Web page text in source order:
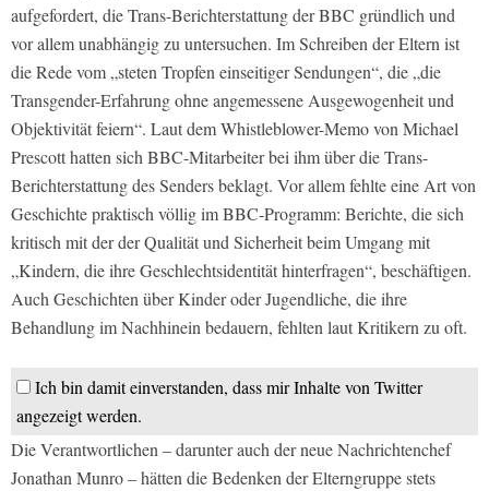
aufgefordert, die Trans-Berichterstattung der BBC gründlich und
vor allem unabhängig zu untersuchen. Im Schreiben der Eltern ist
die Rede vom „steten Tropfen einseitiger Sendungen“, die „die
Transgender-Erfahrung ohne angemessene Ausgewogenheit und
Objektivität feiern“. Laut dem Whistleblower-Memo von Michael
Prescott hatten sich BBC-Mitarbeiter bei ihm über die Trans-
Berichterstattung des Senders beklagt. Vor allem fehlte eine Art von
Geschichte praktisch völlig im BBC-Programm: Berichte, die sich
kritisch mit der der Qualität und Sicherheit beim Umgang mit
„Kindern, die ihre Geschlechtsidentität hinterfragen“, beschäftigen.
Auch Geschichten über Kinder oder Jugendliche, die ihre
Behandlung im Nachhinein bedauern, fehlten laut Kritikern zu oft.
Ich bin damit einverstanden, dass mir Inhalte von Twitter
angezeigt werden.
Die Verantwortlichen – darunter auch der neue Nachrichtenchef
Jonathan Munro – hätten die Bedenken der Elterngruppe stets